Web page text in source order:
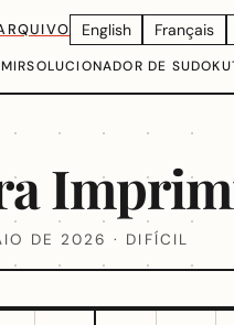
English Français
SOLUCIONADOR DE SUDOKU
DE 2026 · DIFÍCIL